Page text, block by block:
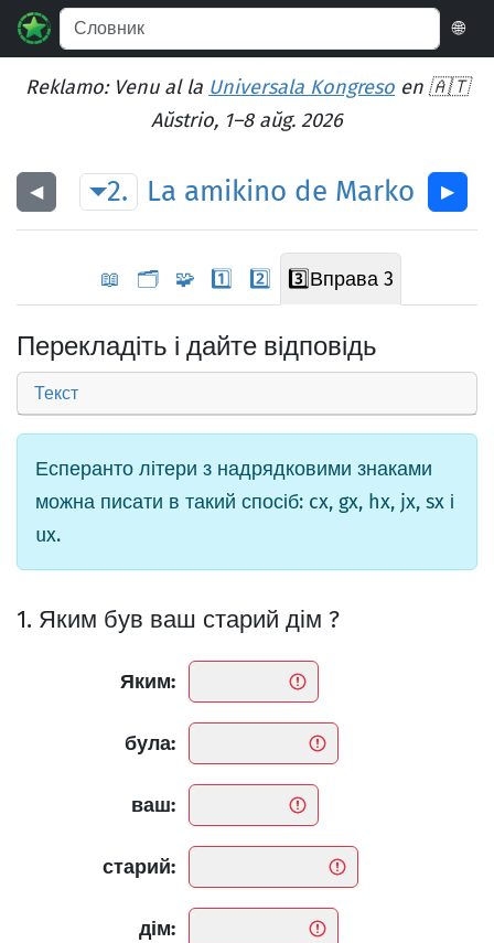
🌐
Reklamo: Venu al la Universala Kongreso en 🇦🇹
Aŭstrio, 1–8 aŭg. 2026
◀︎ 2. La amikino de Marko ▶︎
📖 🗂️ 🧩 1️⃣ 2️⃣ 3️⃣Вправа 3
Перекладіть і дайте відповідь
Текст
Есперанто літери з надрядковими знаками
можна писати в такий спосіб: cx, gx, hx, jx, sx і
ux.
1. Яким був ваш старий дім ?
Яким:
була:
ваш:
старий:
дім: